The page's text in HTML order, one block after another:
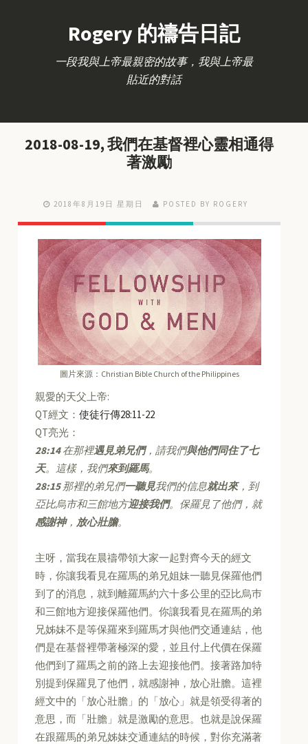
Rogery 的禱告日記
一段我與上帝最親密的故事，我與上帝最
貼近的對話
2018-08-19, 我們在基督裡心靈相通得
著激勵
2018年8月19日 星期日 POSTED BY ROGERY
圖片來源：Christian Bible Church of the Philippines
親愛的天父上帝:
QT經文：使徒行傳28:11-22
QT亮光：
28:14在那裡遇見弟兄們，請我們與他們同住了七
天。這樣，我們來到羅馬。
28:15那裡的弟兄們一聽見我們的信息就出來，到
亞比烏市和三館地方迎接我們。保羅見了他們，就
感謝神， 放心壯膽。
主呀，當我在晨禱帶領大家一起對齊今天的經文
時，你讓我看見在羅馬的弟兄姐妹一聽見保羅他們
到了的消息，就到離羅馬約六十多公里的亞比烏巿
和三館地方迎接保羅他們。你讓我看見在羅馬的弟
兄姊妹不是等保羅來到羅馬才與他們交通連結，他
們是在基督裡帶著極深的愛，並且付上代價在保羅
他們到了羅馬之前的路上去迎接他們。接著路加特
別提到保羅見了他們，就感謝神，放心壯膽。這裡
經文中的「放心壯膽」的「放心」就是領受得著的
意思，而「壯膽」就是激勵的意思。也就是說保羅
在跟羅馬的弟兄姊妹交通連結的時候，對你充滿著